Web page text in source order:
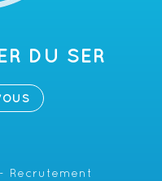
DU SER
Recrutement